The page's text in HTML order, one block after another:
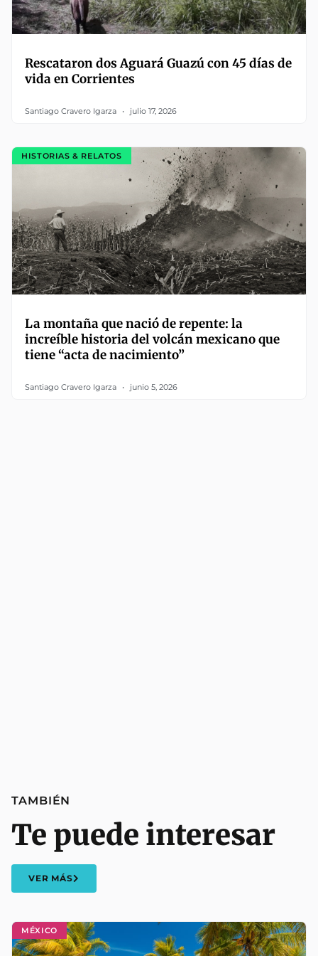
Rescataron dos Aguará Guazú con 45 días de
vida en Corrientes
Santiago Cravero Igarza julio 17, 2026
HISTORIAS & RELATOS
La montaña que nació de repente: la
increíble historia del volcán mexicano que
tiene “acta de nacimiento”
Santiago Cravero Igarza junio 5, 2026
MÉXICO
TAMBIÉN
Te puede interesar
VER MÁS